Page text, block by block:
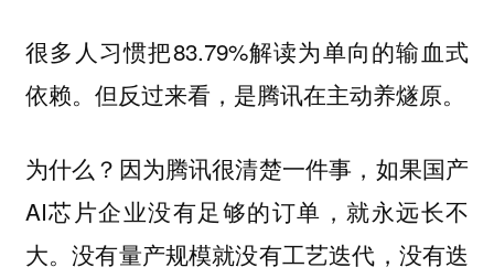
很多人习惯把83.79%解读为单向的输血式
依赖。但反过来看，是腾讯在主动养燧原。
为什么？因为腾讯很清楚一件事，如果国产
AI芯片企业没有足够的订单，就永远长不
大。没有量产规模就没有工艺迭代，没有迭